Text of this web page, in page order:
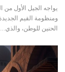
يواجه الجيل الأول من
ومنظومة القيم
الحنين للوطن، والذي…